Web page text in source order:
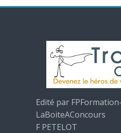
Edité par FPFormation-
LaBoiteAConcours
F PETELOT